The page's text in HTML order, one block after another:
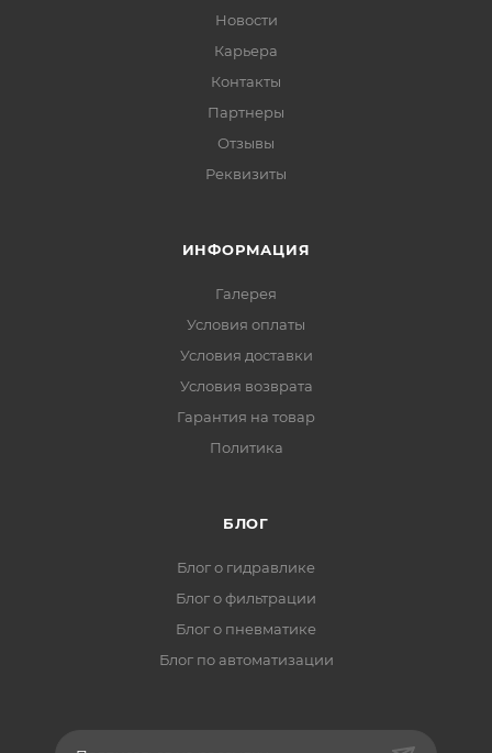
Новости
Карьера
Контакты
Партнеры
Отзывы
Реквизиты
ИНФОРМАЦИЯ
Галерея
Условия оплаты
Условия доставки
Условия возврата
Гарантия на товар
Политика
БЛОГ
Блог о гидравлике
Блог о фильтрации
Блог о пневматике
Блог по автоматизации